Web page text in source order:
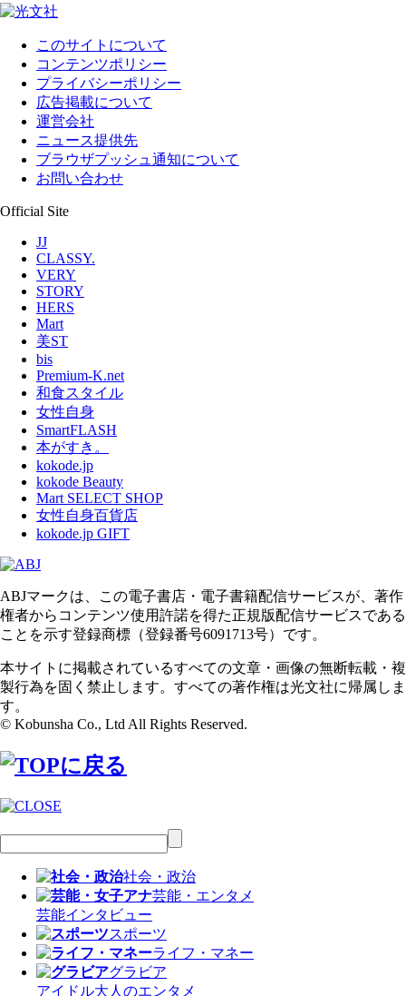
このサイトについて
コンテンツポリシー
プライバシーポリシー
広告掲載について
運営会社
ニュース提供先
ブラウザプッシュ通知について
お問い合わせ
Official Site
JJ
CLASSY.
VERY
STORY
HERS
Mart
美ST
bis
Premium-K.net
和食スタイル
女性自身
SmartFLASH
本がすき。
kokode.jp
kokode Beauty
Mart SELECT SHOP
女性自身百貨店
kokode.jp GIFT
ABJマークは、この電子書店・電子書籍配信サービスが、著作
権者からコンテンツ使用許諾を得た正規版配信サービスである
ことを示す登録商標（登録番号6091713号）です。
本サイトに掲載されているすべての文章・画像の無断転載・複
製行為を固く禁止します。すべての著作権は光文社に帰属しま
す。
© Kobunsha Co., Ltd All Rights Reserved.
社会・政治
芸能・エンタメ
芸能インタビュー
スポーツ
ライフ・マネー
グラビア
アイドル大人のエンタメ